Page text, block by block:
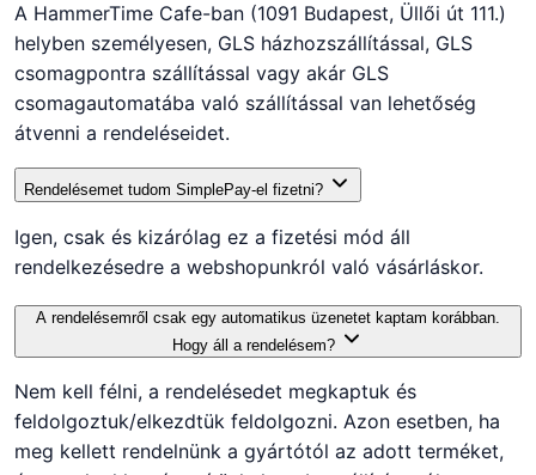
A HammerTime Cafe-ban (1091 Budapest, Üllői út 111.)
helyben személyesen, GLS házhozszállítással, GLS
csomagpontra szállítással vagy akár GLS
csomagautomatába való szállítással van lehetőség
átvenni a rendeléseidet.
Rendelésemet tudom SimplePay-el fizetni?
Igen, csak és kizárólag ez a fizetési mód áll
rendelkezésedre a webshopunkról való vásárláskor.
A rendelésemről csak egy automatikus üzenetet kaptam korábban.
Hogy áll a rendelésem?
Nem kell félni, a rendelésedet megkaptuk és
feldolgoztuk/elkezdtük feldolgozni. Azon esetben, ha
meg kellett rendelnünk a gyártótól az adott terméket,